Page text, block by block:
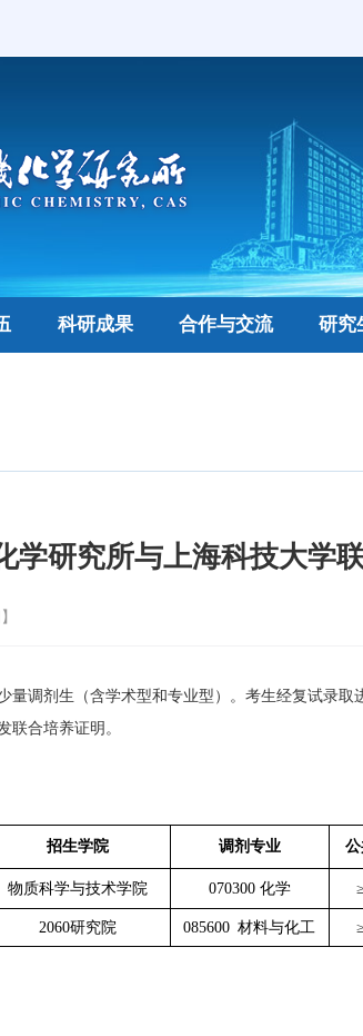
科研成果 合作与交流 研究
学研究所与上海科技大学
】
调剂生（含学术型和专业型）。考生经复试录
联合培养证明。
招生学院 调剂专业
物质科学与技术学院 070300 化学
2060研究院 085600 材料与化工